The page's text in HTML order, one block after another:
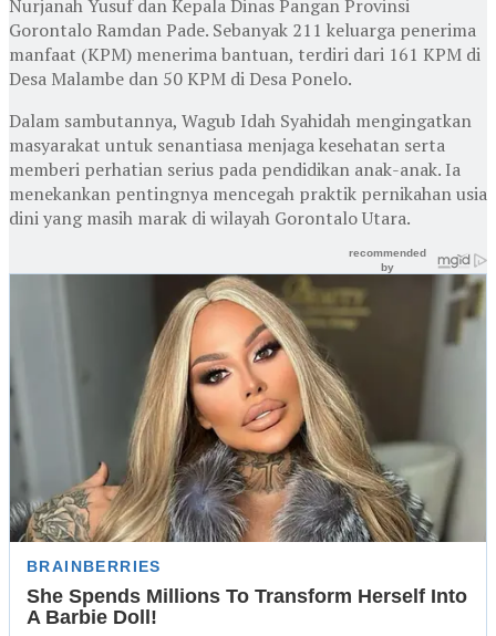
Nurjanah Yusuf dan Kepala Dinas Pangan Provinsi
Gorontalo Ramdan Pade. Sebanyak 211 keluarga penerima
manfaat (KPM) menerima bantuan, terdiri dari 161 KPM di
Desa Malambe dan 50 KPM di Desa Ponelo.
Dalam sambutannya, Wagub Idah Syahidah mengingatkan
masyarakat untuk senantiasa menjaga kesehatan serta
memberi perhatian serius pada pendidikan anak-anak. Ia
menekankan pentingnya mencegah praktik pernikahan usia
dini yang masih marak di wilayah Gorontalo Utara.